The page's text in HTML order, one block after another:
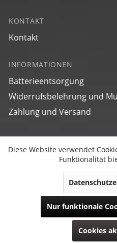
bauhaus
€
bauhaus
KONTAKT
Kontakt
INFORMATIONEN
Batterieentsorgung
Widerrufsbelehrung und
Zahlung und Versand
SOCIAL
Vertrag
Copyright © POINT TEC
Modell-, Kollektions-, Preis-
Tracking
Diese Website verwendet
Funktionalität
Nur funktionale
Cookies